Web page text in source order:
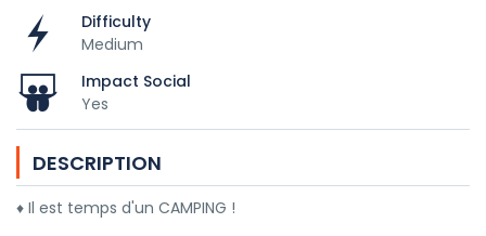
Difficulty
Medium
Impact Social
Yes
DESCRIPTION
♦️ Il est temps d'un CAMPING !